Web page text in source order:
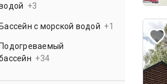
+3
с морской водой +1
Подогреваемый
+34